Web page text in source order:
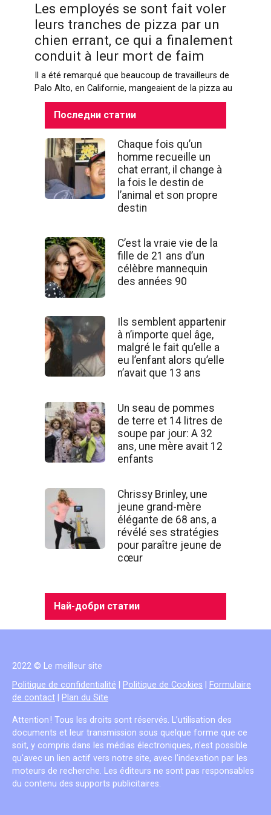
Les employés se sont fait voler
leurs tranches de pizza par un
chien errant, ce qui a finalement
conduit à leur mort de faim
Il a été remarqué que beaucoup de travailleurs de
Palo Alto, en Californie, mangeaient de la pizza au
Последни статии
Chaque fois qu’un
homme recueille un
chat errant, il change à
la fois le destin de
l’animal et son propre
destin
C’est la vraie vie de la
fille de 21 ans d’un
célèbre mannequin
des années 90
Ils semblent appartenir
à n’importe quel âge,
malgré le fait qu’elle a
eu l’enfant alors qu’elle
n’avait que 13 ans
Un seau de pommes
de terre et 14 litres de
soupe par jour: A 32
ans, une mère avait 12
enfants
Chrissy Brinley, une
jeune grand-mère
élégante de 68 ans, a
révélé ses stratégies
pour paraître jeune de
cœur
Най-добри статии
2022 © Le meilleur site
Politique de confidentialité
Politique de Cookies
Formulaire
de contact
Plan du Site
Attention ! Tous les droits sont réservés. L’utilisation des
documents et leur transmission sous quelque forme que ce
soit, y compris dans les médias électroniques, n'est possible
qu'avec un lien actif vers notre site, avec l'indexation par les
moteurs de recherche. Les éditeurs ne sont pas responsables
du contenu des supports publicitaires.